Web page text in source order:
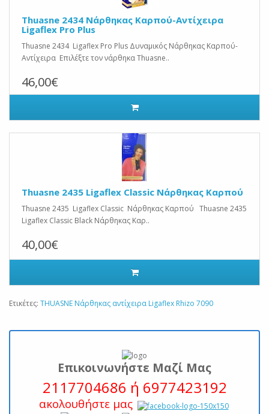
Thuasne 2434 Νάρθηκας Καρπού-Αντίχειρα
Ligaflex Pro Plus
Thuasne 2434 Ligaflex Pro Plus Δυναμικός Νάρθηκας Καρπού-
Αντίχειρα Επιλέξτε τον νάρθηκα Thuasne..
46,00€
Thuasne 2435 Ligaflex Classic Νάρθηκας Καρπού
Thuasne 2435 Ligaflex Classic Νάρθηκας Καρπού Thuasne 2435
Ligaflex Classic Black Νάρθηκας Καρ..
40,00€
Ετικέτες: THUASNE Νάρθηκας αντίχειρα Ligaflex Rhizo 7090
Επικοινωνήστε Μαζί Μας
2117704686 ή 6977423192
ακολουθήστε μας